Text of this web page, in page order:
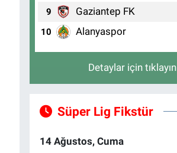
9 Gaziantep FK
10 Alanyaspor
Detaylar için tıklayın
Süper Lig Fikstür
14 Ağustos, Cuma